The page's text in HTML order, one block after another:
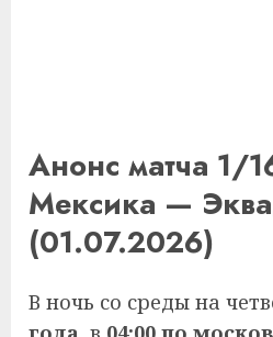
Анонс матча 1/
Мексика —
(01.07.2026)
В ночь со среды на